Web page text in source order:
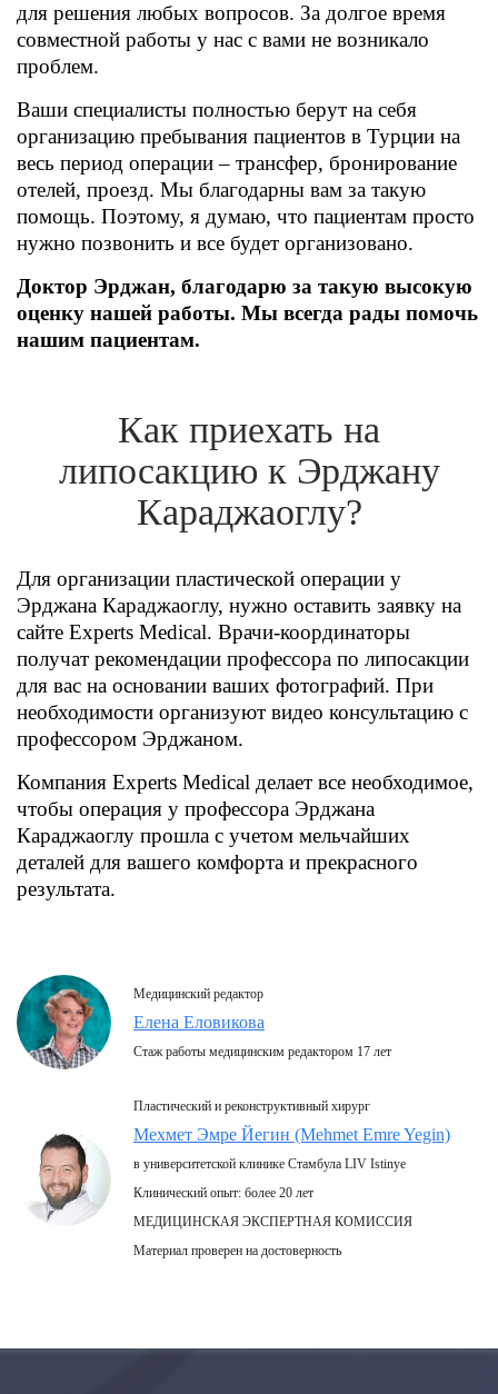
для решения любых вопросов. За долгое время
совместной работы у нас с вами не возникало
проблем.
Ваши специалисты полностью берут на себя
организацию пребывания пациентов в Турции на
весь период операции – трансфер, бронирование
отелей, проезд. Мы благодарны вам за такую
помощь. Поэтому, я думаю, что пациентам просто
нужно позвонить и все будет организовано.
Доктор Эрджан, благодарю за такую высокую
оценку нашей работы. Мы всегда рады помочь
нашим пациентам.
Как приехать на
липосакцию к Эрджану
Караджаоглу?
Для организации пластической операции у
Эрджана Караджаоглу, нужно оставить заявку на
сайте Experts Medical. Врачи-координаторы
получат рекомендации профессора по липосакции
для вас на основании ваших фотографий. При
необходимости организуют видео консультацию с
профессором Эрджаном.
Компания Experts Medical делает все необходимое,
чтобы операция у профессора Эрджана
Караджаоглу прошла с учетом мельчайших
деталей для вашего комфорта и прекрасного
результата.
Медицинский редактор
Елена Еловикова
Стаж работы медицинским редактором 17 лет
Пластический и реконструктивный хирург
Мехмет Эмре Йегин (Mehmet Emre Yegin)
в университетской клинике Стамбула LIV Istinye
Клинический опыт: более 20 лет
МЕДИЦИНСКАЯ ЭКСПЕРТНАЯ КОМИССИЯ
Материал проверен на достоверность